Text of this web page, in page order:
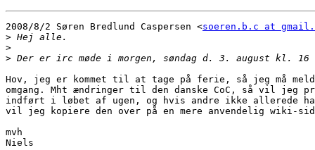
2008/8/2 Søren Bredlund Caspersen <soeren.b.c at
>
>
>
Hov, jeg er kommet til at tage på ferie, så jeg må
omgang. Mht ændringer til den danske CoC, så vil jeg
indført i løbet af ugen, og hvis andre ikke allerede
vil jeg kopiere den over på en mere anvendelig wiki-
mvh
Niels